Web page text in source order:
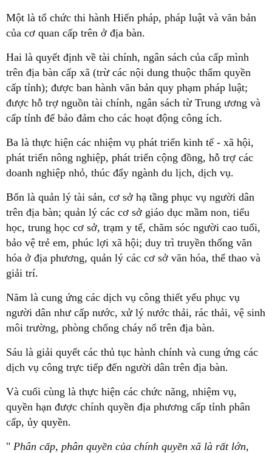
Một là tổ chức thi hành Hiến pháp, pháp luật và văn bản
của cơ quan cấp trên ở địa bàn.
Hai là quyết định về tài chính, ngân sách của cấp mình
trên địa bàn cấp xã (trừ các nội dung thuộc thẩm quyền
cấp tỉnh); được ban hành văn bản quy phạm pháp luật;
được hỗ trợ nguồn tài chính, ngân sách từ Trung ương và
cấp tỉnh để bảo đảm cho các hoạt động công ích.
Ba là thực hiện các nhiệm vụ phát triển kinh tế - xã hội,
phát triển nông nghiệp, phát triển cộng đồng, hỗ trợ các
doanh nghiệp nhỏ, thúc đẩy ngành du lịch, dịch vụ.
Bốn là quản lý tài sản, cơ sở hạ tầng phục vụ người dân
trên địa bàn; quản lý các cơ sở giáo dục mầm non, tiểu
học, trung học cơ sở, trạm y tế, chăm sóc người cao tuổi,
bảo vệ trẻ em, phúc lợi xã hội; duy trì truyền thống văn
hóa ở địa phương, quản lý các cơ sở văn hóa, thể thao và
giải trí.
Năm là cung ứng các dịch vụ công thiết yếu phục vụ
người dân như cấp nước, xử lý nước thải, rác thải, vệ sinh
môi trường, phòng chống cháy nổ trên địa bàn.
Sáu là giải quyết các thủ tục hành chính và cung ứng các
dịch vụ công trực tiếp đến người dân trên địa bàn.
Và cuối cùng là thực hiện các chức năng, nhiệm vụ,
quyền hạn được chính quyền địa phương cấp tỉnh phân
cấp, ủy quyền.
" Phân cấp, phân quyền của chính quyền xã là rất lớn,